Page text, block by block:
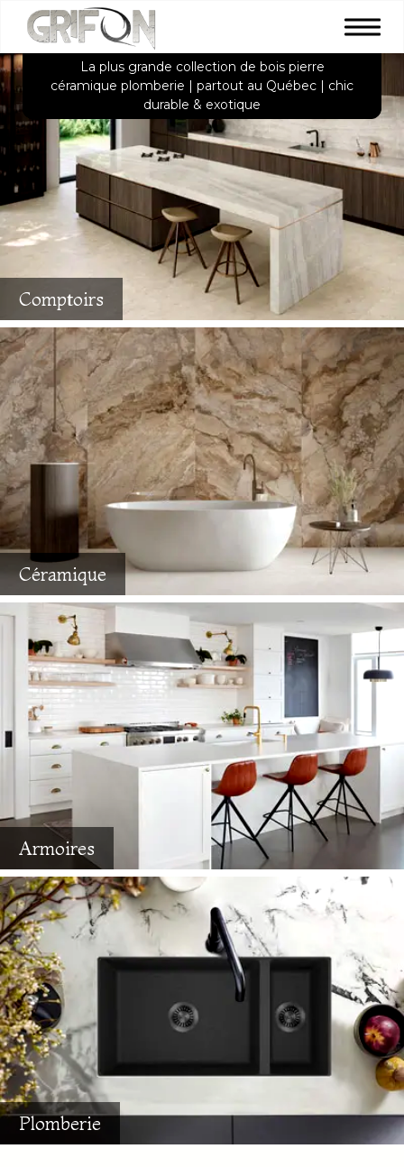
La plus grande collection de bois pierre
céramique plomberie | partout au Québec | chic
durable & exotique
Comptoirs
Céramique
Armoires
Plomberie